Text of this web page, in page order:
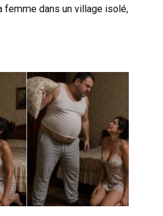
femme dans un village isolé,